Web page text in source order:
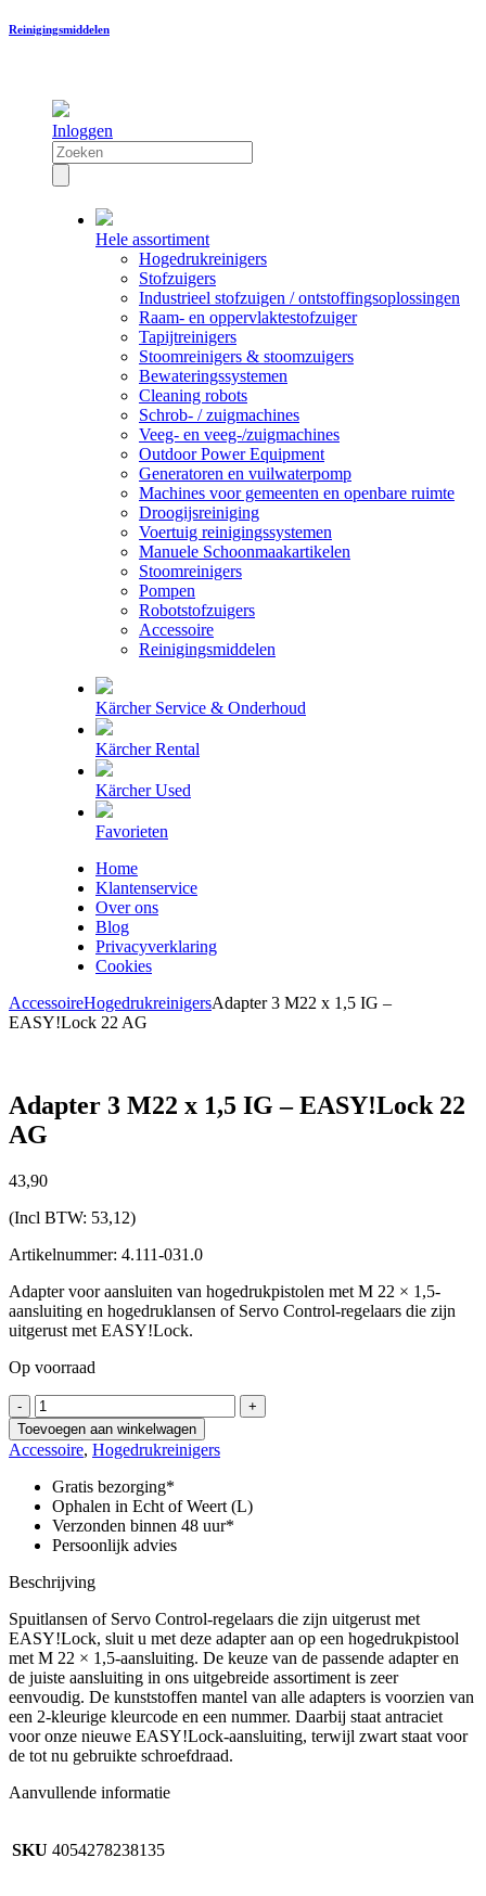
Reinigingsmiddelen
Inloggen
Hele assortiment
Hogedrukreinigers
Stofzuigers
Industrieel stofzuigen / ontstoffingsoplossingen
Raam- en oppervlaktestofzuiger
Tapijtreinigers
Stoomreinigers & stoomzuigers
Bewateringssystemen
Cleaning robots
Schrob- / zuigmachines
Veeg- en veeg-/zuigmachines
Outdoor Power Equipment
Generatoren en vuilwaterpomp
Machines voor gemeenten en openbare ruimte
Droogijsreiniging
Voertuig reinigingssystemen
Manuele Schoonmaakartikelen
Stoomreinigers
Pompen
Robotstofzuigers
Accessoire
Reinigingsmiddelen
Kärcher Service & Onderhoud
Kärcher Rental
Kärcher Used
Favorieten
Home
Klantenservice
Over ons
Blog
Privacyverklaring
Cookies
AccessoireHogedrukreinigersAdapter 3 M22 x 1,5 IG –
EASY!Lock 22 AG
Adapter 3 M22 x 1,5 IG – EASY!Lock 22
AG
43,90
(Incl BTW: 53,12)
Artikelnummer: 4.111-031.0
Adapter voor aansluiten van hogedrukpistolen met M 22 × 1,5-
aansluiting en hogedruklansen of Servo Control-regelaars die zijn
uitgerust met EASY!Lock.
Op voorraad
-
Adapter
3
M22
x
1,5
IG
-
EASY!Lock
AG
+
Toevoegen aan winkelwagen
Accessoire, Hogedrukreinigers
Gratis bezorging*
Ophalen in Echt of Weert (L)
Verzonden binnen 48 uur*
Persoonlijk advies
Beschrijving
Spuitlansen of Servo Control-regelaars die zijn uitgerust met
EASY!Lock, sluit u met deze adapter aan op een hogedrukpistool
met M 22 × 1,5-aansluiting. De keuze van de passende adapter en
de juiste aansluiting in ons uitgebreide assortiment is zeer
eenvoudig. De kunststoffen mantel van alle adapters is voorzien van
een 2-kleurige kleurcode en een nummer. Daarbij staat antraciet
voor onze nieuwe EASY!Lock-aansluiting, terwijl zwart staat voor
de tot nu gebruikte schroefdraad.
Aanvullende informatie
SKU 4054278238135